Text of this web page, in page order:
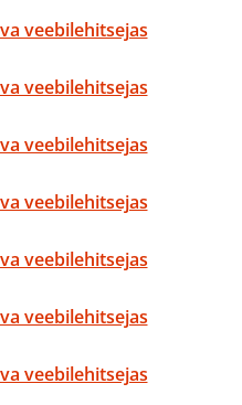
veebilehitsejas
veebilehitsejas
veebilehitsejas
veebilehitsejas
veebilehitsejas
veebilehitsejas
veebilehitsejas